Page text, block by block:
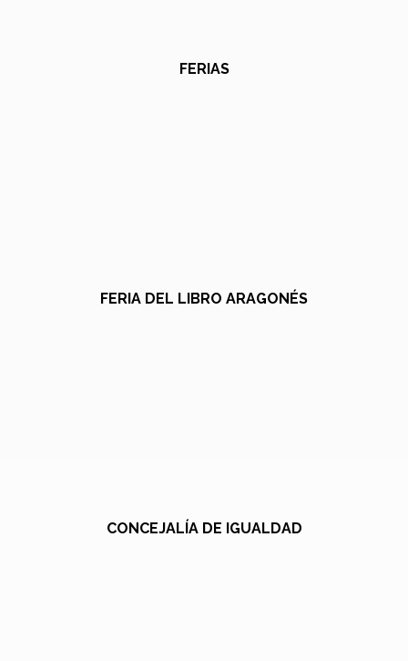
FERIAS
FERIA DEL LIBRO ARAGONÉS
CONCEJALÍA DE IGUALDAD